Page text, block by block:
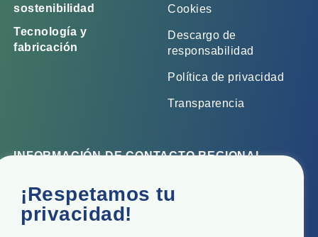
¡Respetamos tu
privacidad!
sostenibilidad
Tecnología y
fabricación
Cookies
Descargo de
responsabilidad
Política de privacidad
Transparencia
INFORMACIÓN DE CONTACTO REGIONAL
Oficina corporativa
Top Floor, Times Tower, Kamala City, Senapati Bapat
Marg, Lower Parel, Mumbai - 400 013, Maharashtra,